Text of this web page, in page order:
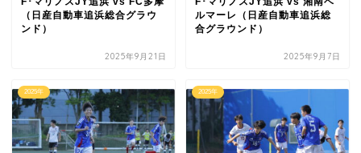
（日産自動車追浜総合グラウ
ンド）
2025年9月21日
ルマーレ（日産自動車追浜総
合グラウンド）
2025年9月7日
2025年 2025年